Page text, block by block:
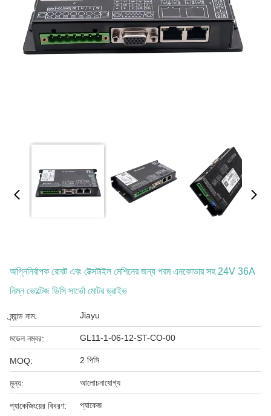
অগ্নিনির্বাপক রোবট এবং টেক্সটাইল মেশিনের জন্য পরম এনকোডার সহ 24V 36A
নিম্ন ভোল্টেজ ডিসি সার্ভো মোটর ড্রাইভ
ব্র্যান্ড নাম: Jiayu
মডেল নম্বর: GL11-1-06-12-ST-CO-00
MOQ: 2 পিসি
মূল্য: আলোচনাযোগ্য
প্যাকেজিংয়ের বিবরণ: প্যাকেজ